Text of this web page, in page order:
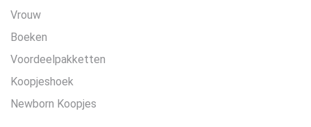
Vrouw
Boeken
Voordeelpakketten
Koopjeshoek
Newborn Koopjes